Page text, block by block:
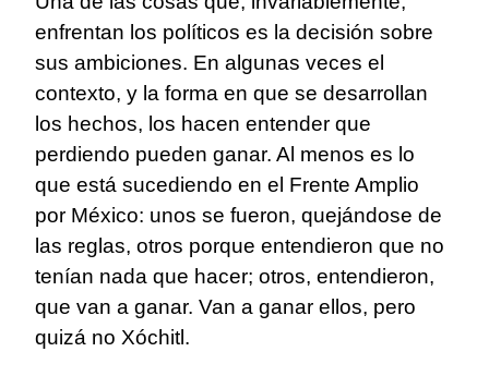
enfrentan los políticos es la decisión sobre
sus ambiciones. En algunas veces el
contexto, y la forma en que se desarrollan
los hechos, los hacen entender que
perdiendo pueden ganar. Al menos es lo
que está sucediendo en el Frente Amplio
por México: unos se fueron, quejándose de
las reglas, otros porque entendieron que no
tenían nada que hacer; otros, entendieron,
que van a ganar. Van a ganar ellos, pero
quizá no Xóchitl.